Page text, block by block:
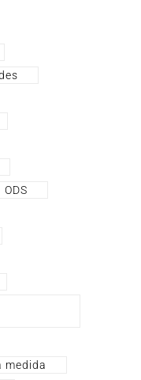
ODS
medida